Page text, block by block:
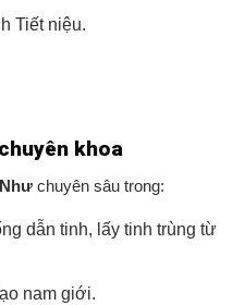
Tiết niệu.
khoa
chuyên sâu trong:
dẫn tinh, lấy tinh trùng từ
nam giới.